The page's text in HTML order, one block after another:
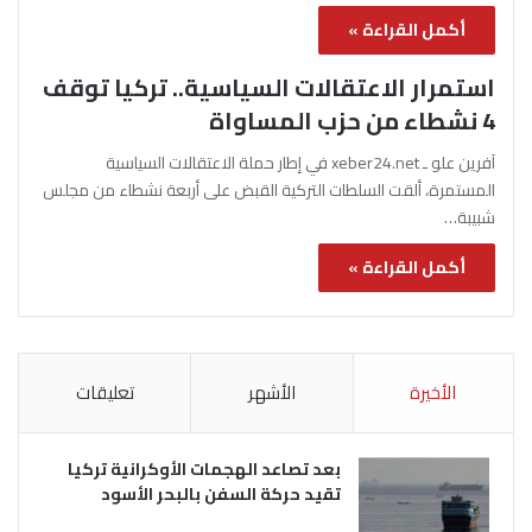
أكمل القراءة »
استمرار الاعتقالات السياسية.. تركيا توقف
4 نشطاء من حزب المساواة
آفرين علو ـ xeber24.net في إطار حملة الاعتقالات السياسية
المستمرة، ألقت السلطات التركية القبض على أربعة نشطاء من مجلس
شبيبة…
أكمل القراءة »
الأخيرة الأشهر تعليقات
بعد تصاعد الهجمات الأوكرانية تركيا
تقيد حركة السفن بالبحر الأسود